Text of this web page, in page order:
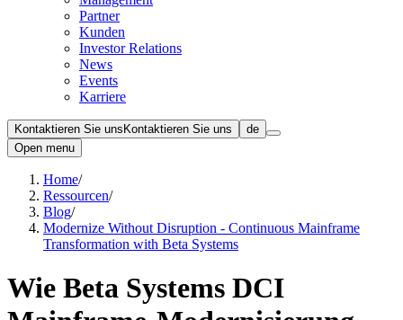
Partner
Kunden
Investor Relations
News
Events
Karriere
Kontaktieren Sie uns Kontaktieren Sie uns
de
Open menu
Home/
Ressourcen/
Blog/
Modernize Without Disruption - Continuous Mainframe
Transformation with Beta Systems
Wie Beta Systems DCI